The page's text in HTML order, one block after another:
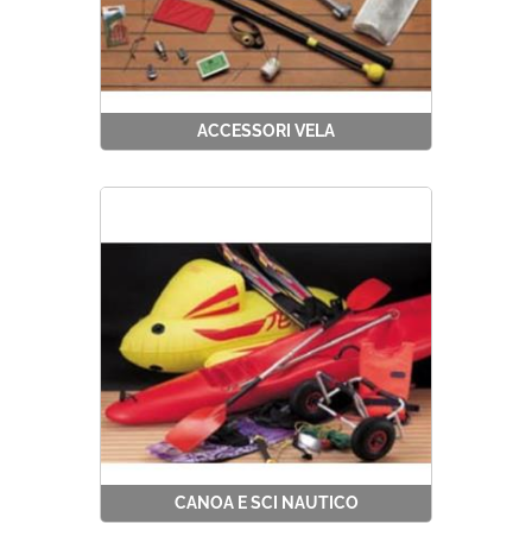
ACCESSORI VELA
CANOA E SCI NAUTICO